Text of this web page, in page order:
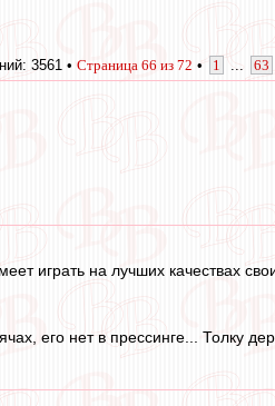
3561 • Страница 66 из 72 • 1 63
играть на лучших качествах
его нет в прессинге... Толку